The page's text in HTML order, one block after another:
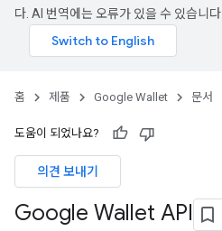
다. AI 번역에는 오류가 있을 수 있습니다.
홈 제품 Google Wallet 문서
도움이 되었나요?
의견 보내기
Google Wallet API